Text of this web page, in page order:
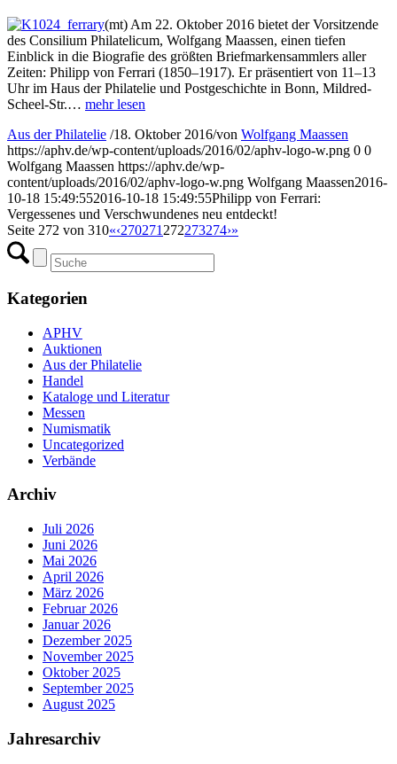
(mt) Am 22. Oktober 2016 bietet der Vorsitzende
des Consilium Philatelicum, Wolfgang Maassen, einen tiefen
Einblick in die Biografie des größten Briefmarkensammlers aller
Zeiten: Philipp von Ferrari (1850–1917). Er präsentiert von 11–13
Uhr im Haus der Philatelie und Postgeschichte in Bonn, Mildred-
Scheel-Str.… mehr lesen
Aus der Philatelie /18. Oktober 2016/von Wolfgang Maassen
https://aphv.de/wp-content/uploads/2016/02/aphv-logo-w.png 0 0
Wolfgang Maassen https://aphv.de/wp-
content/uploads/2016/02/aphv-logo-w.png Wolfgang Maassen2016-
10-18 15:49:552016-10-18 15:49:55Philipp von Ferrari:
Vergessenes und Verschwundenes neu entdeckt!
Seite 272 von 310«‹270271 272273274›»
Kategorien
APHV
Auktionen
Aus der Philatelie
Handel
Kataloge und Literatur
Messen
Numismatik
Uncategorized
Verbände
Archiv
Juli 2026
Juni 2026
Mai 2026
April 2026
März 2026
Februar 2026
Januar 2026
Dezember 2025
November 2025
Oktober 2025
September 2025
August 2025
Jahresarchiv